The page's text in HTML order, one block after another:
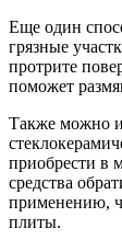
Еще один
грязные
протрите
поможет
Также можно
приобрести в
средства
применению,
плиты.